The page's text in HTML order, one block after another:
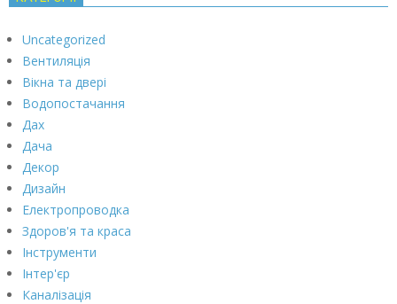
Uncategorized
Вентиляція
Вікна та двері
Водопостачання
Дах
Дача
Декор
Дизайн
Електропроводка
Здоров'я та краса
Інструменти
Інтер'єр
Каналізація